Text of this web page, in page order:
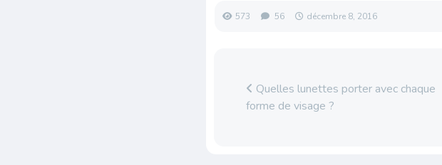
573 56 décembre 8, 2016
Quelles lunettes porter avec chaque
forme de visage ?